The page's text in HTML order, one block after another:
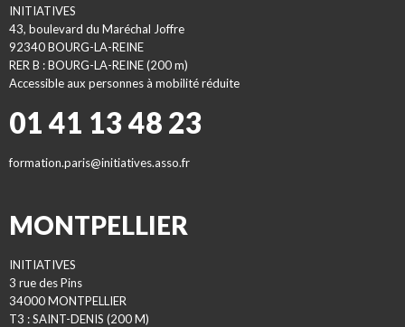
INITIATIVES
43, boulevard du Maréchal Joffre
92340 BOURG-LA-REINE
RER B : BOURG-LA-REINE (200 m)
Accessible aux personnes à mobilité réduite
01 41 13 48 23
formation.paris@initiatives.asso.fr
MONTPELLIER
INITIATIVES
3 rue des Pins
34000 MONTPELLIER
T3 : SAINT-DENIS (200 M)